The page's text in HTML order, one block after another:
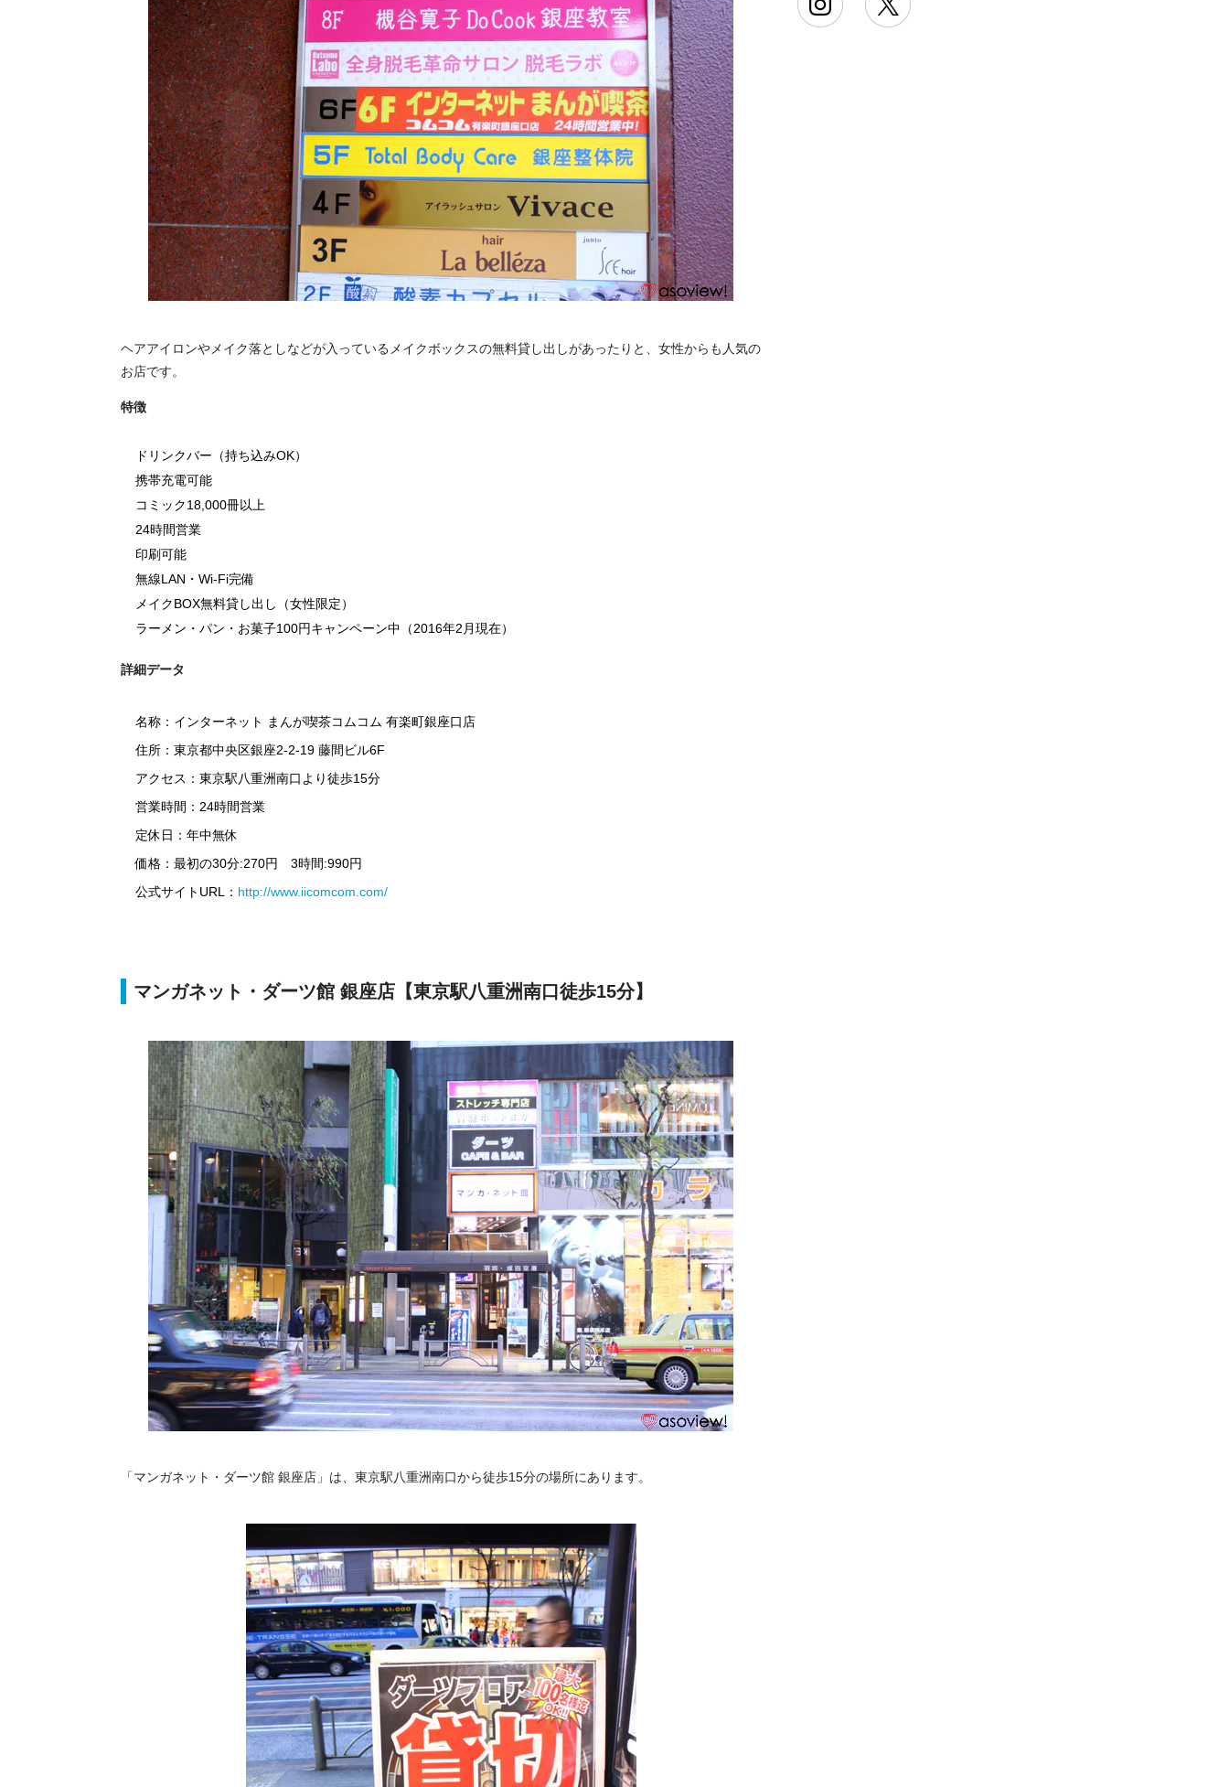
ヘアアイロンやメイク落としなどが入っているメイクボックスの無料貸し出しがあったりと、女性からも人気の
お店です。
特徴
ドリンクバー（持ち込みOK）
携帯充電可能
コミック18,000冊以上
24時間営業
印刷可能
無線LAN・Wi-Fi完備
メイクBOX無料貸し出し（女性限定）
ラーメン・パン・お菓子100円キャンペーン中（2016年2月現在）
詳細データ
名称：インターネット まんが喫茶コムコム 有楽町銀座口店
住所：東京都中央区銀座2-2-19 藤間ビル6F
アクセス：東京駅八重洲南口より徒歩15分
営業時間：24時間営業
定休日：年中無休
価格：最初の30分:270円 3時間:990円
公式サイトURL： http://www.iicomcom.com/
マンガネット・ダーツ館 銀座店【東京駅八重洲南口徒歩15分】
「マンガネット・ダーツ館 銀座店」は、東京駅八重洲南口から徒歩15分の場所にあります。